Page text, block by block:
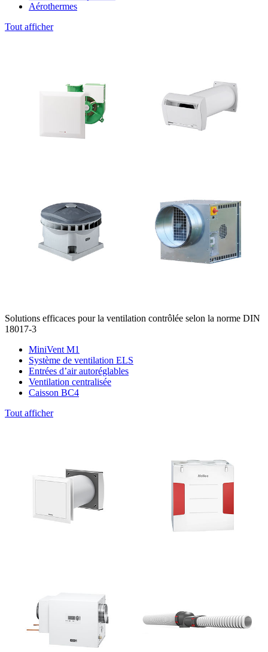
Aérothermes
Tout afficher
Solutions efficaces pour la ventilation contrôlée selon la norme DIN
18017-3
MiniVent M1
Système de ventilation ELS
Entrées d’air autoréglables
Ventilation centralisée
Caisson BC4
Tout afficher